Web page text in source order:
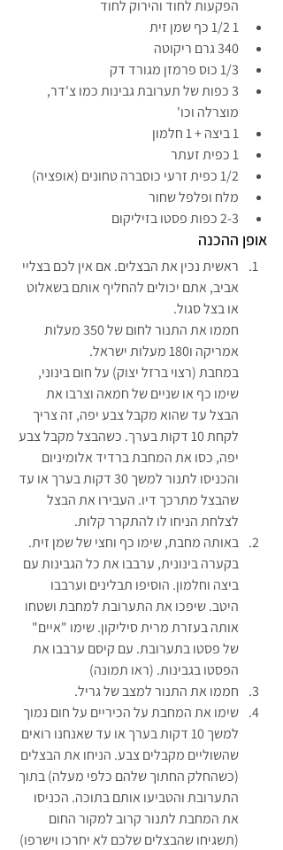
הפקעות לחוד והירוק לחוד
1 1/2 כף שמן זית
340 גרם ריקוטה
1/3 כוס פרמזן מגורד דק
3 כפות של תערובת גבינות כמו צ'דר,
מוצרלה וכו'
1 ביצה + 1 חלמון
1 כפית זעתר
1/2 כפית זרעי כוסברה טחונים (אופציה)
מלח ופלפל שחור
2-3 כפות פסטו בזיליקום
אופן ההכנה
ראשית נכין את הבצלים. אם אין לכם בצליי
אביב, אתם יכולים להחליף אותם בשאלוט
או בצל סגול.
חממו את התנור לחום של 350 מעלות
אמריקה ו180 מעלות ישראל.
במחבת (רצוי ברזל יצוק) על חום בינוני,
שימו כף או שניים של חמאה וצרבו את
הבצל עד שהוא מקבל צבע יפה, זה צריך
לקחת 10 דקות בערך. כשהבצל מקבל צבע
יפה, כסו את המחבת ברדיד אלומיניום
והכניסו לתנור למשך 30 דקות בערך או עד
שהבצל מתרכך דיו. העבירו את הבצל
לצלחת הניחו לו להתקרר קלות.
באותה מחבת, שימו כף וחצי של שמן זית.
בקערה בינונית, ערבבו את כל הגבינות עם
ביצה וחלמון. הוסיפו תבלינים וערבבו
היטב. שיפכו את התערובת למחבת ושטחו
אותה בעזרת מרית סיליקון. שימו "איים"
של פסטו בתערובת. עם קיסם ערבבו את
הפסטו בגבינות. (ראו תמונה)
חממו את התנור למצב של גריל.
שימו את המחבת על הכיריים על חום נמוך
למשך 10 דקות בערך או עד שאנחנו רואים
שהשוליים מקבלים צבע. הניחו את הבצלים
(כשהחלק החתוך שלהם כלפי מעלה) בתוך
התערובת והטביעו אותם בתוכה. הכניסו
את המחבת לתנור קרוב למקור החום
(תשגיחו שהבצלים שלכם לא יחרכו וישרפו)